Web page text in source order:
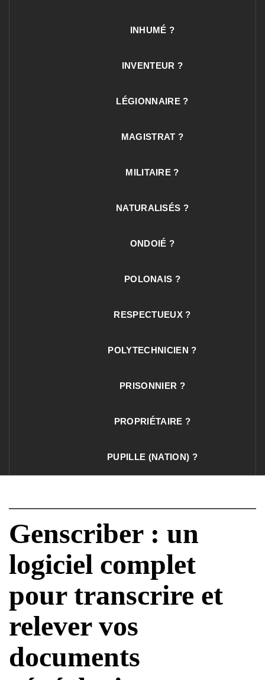
INHUMÉ ?
INVENTEUR ?
LÉGIONNAIRE ?
MAGISTRAT ?
MILITAIRE ?
NATURALISÉS ?
ONDOIÉ ?
POLONAIS ?
RESPECTUEUX ?
POLYTECHNICIEN ?
PRISONNIER ?
PROPRIÉTAIRE ?
PUPILLE (NATION) ?
Genscriber : un
logiciel complet
pour transcrire et
relever vos
documents